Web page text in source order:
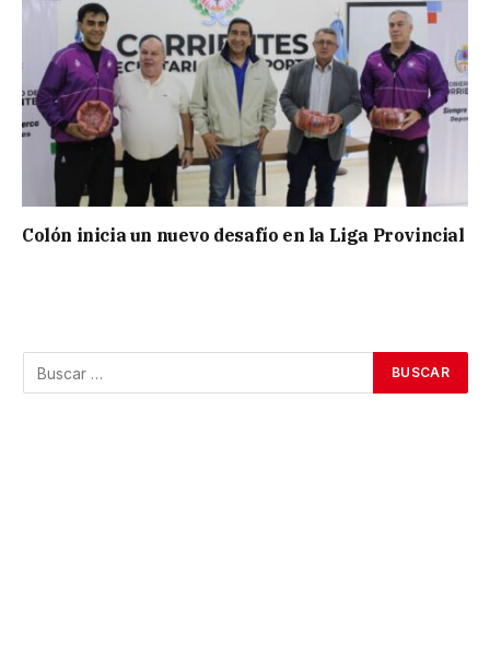
Colón inicia un nuevo desafío en la Liga Provincial